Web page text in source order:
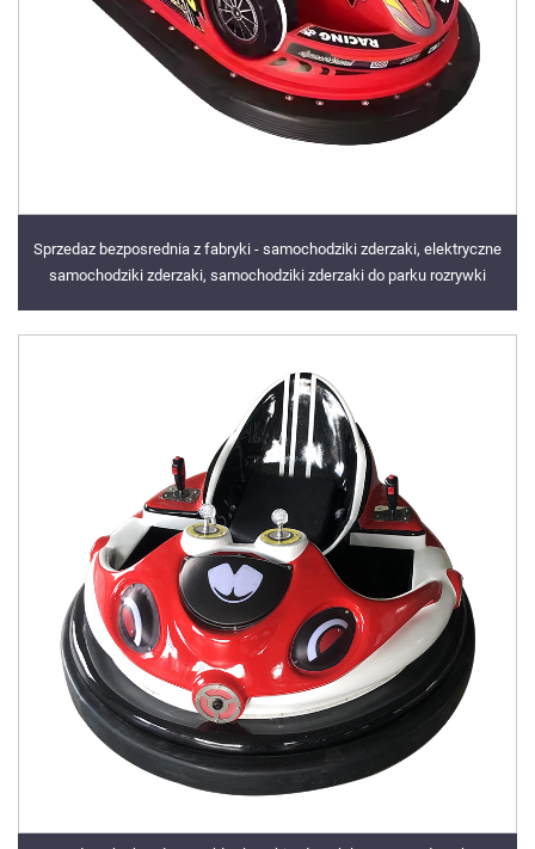
Sprzedaz bezposrednia z fabryki - samochodziki zderzaki, elektryczne
samochodziki zderzaki, samochodziki zderzaki do parku rozrywki